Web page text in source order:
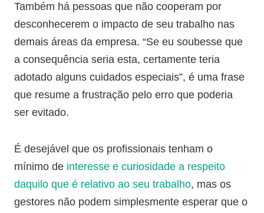
Também há pessoas que não cooperam por
desconhecerem o impacto de seu trabalho nas
demais áreas da empresa. “Se eu soubesse que
a consequência seria esta, certamente teria
adotado alguns cuidados especiais”, é uma frase
que resume a frustração pelo erro que poderia
ser evitado.
É desejável que os profissionais tenham o
mínimo de interesse e curiosidade a respeito
daquilo que é relativo ao seu trabalho, mas os
gestores não podem simplesmente esperar que o